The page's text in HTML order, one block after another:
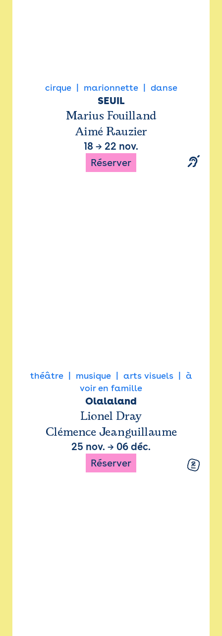
cirque marionnette danse
SEUIL
Marius Fouilland
Aimé Rauzier
18 → 22 nov.
Réserver
théâtre musique arts visuels
à
voir en famille
Olalaland
Lionel Dray
Clémence Jeanguillaume
25 nov. → 06 déc.
Réserver